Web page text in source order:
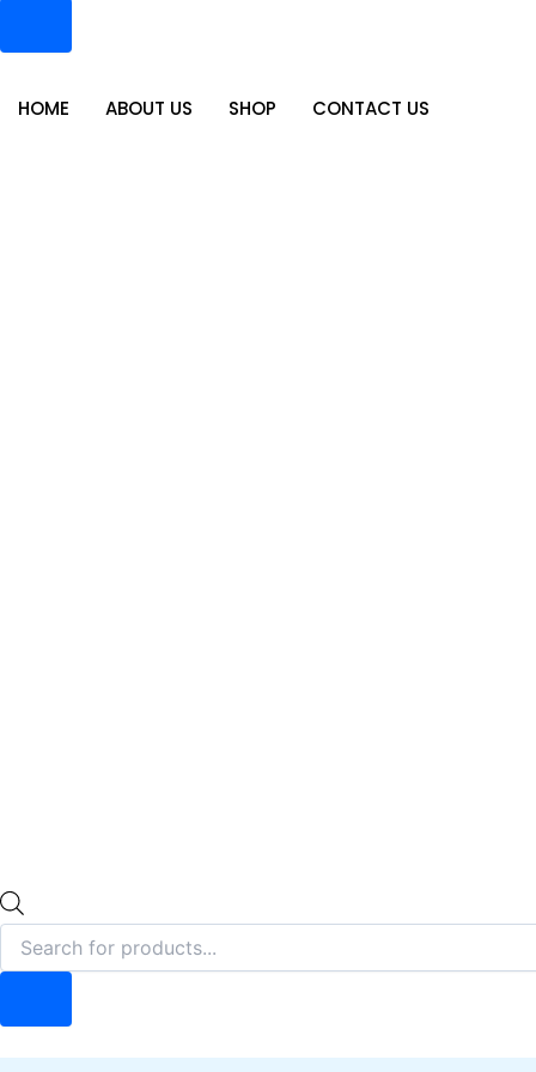
HOME ABOUT US SHOP CONTACT US